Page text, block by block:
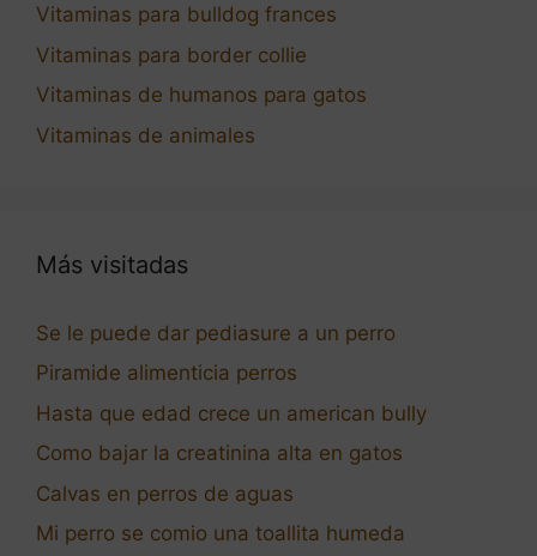
Vitaminas para bulldog frances
Vitaminas para border collie
Vitaminas de humanos para gatos
Vitaminas de animales
Más visitadas
Se le puede dar pediasure a un perro
Piramide alimenticia perros
Hasta que edad crece un american bully
Como bajar la creatinina alta en gatos
Calvas en perros de aguas
Mi perro se comio una toallita humeda